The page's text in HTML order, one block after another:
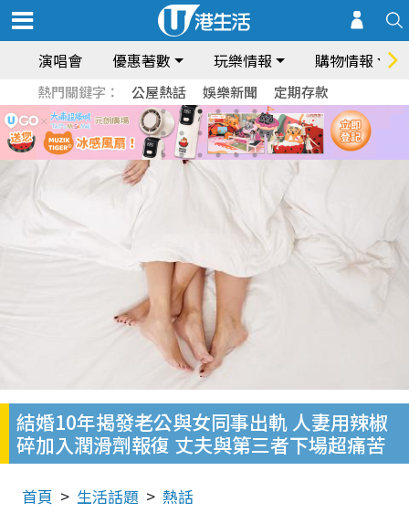
演唱會 優惠著數 玩樂情報 購物情報
熱門關鍵字： 公屋熱話 娛樂新聞 定期存款
結婚10年揭發老公與女同事出軌 人妻用辣椒
碎加入潤滑劑報復 丈夫與第三者下場超痛苦
首頁 生活話題 熱話